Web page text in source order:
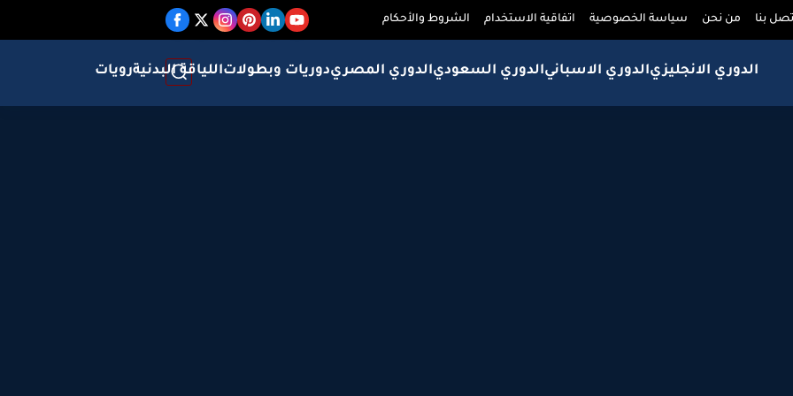
بنا من نحن سياسة الخصوصية اتفاقية الاستخدام الشروط والأحكام
الدوري الانجليزيالدوري الاسبانيالدوري السعوديالدوري المصريدوريات وبطولاتاللياقة البدنيةرويات